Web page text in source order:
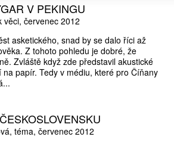
V PEKINGU
věci červenec 2012
asketického, snad by se dalo říci až
Z tohoto pohledu je dobré, že
Zvláště když zde představil akustické
papír. Tedy v médiu, které pro Číňany
téma červenec 2012